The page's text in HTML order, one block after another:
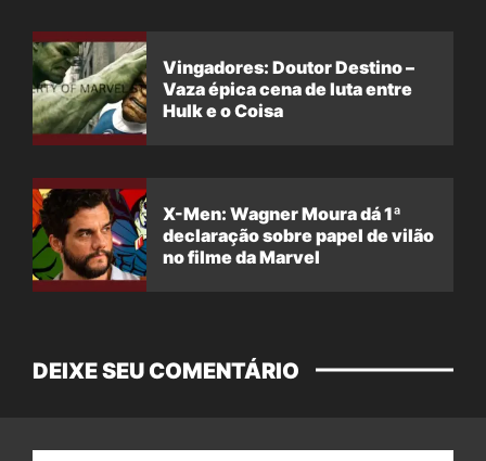
Vingadores: Doutor Destino –
Vaza épica cena de luta entre
Hulk e o Coisa
X-Men: Wagner Moura dá 1ª
declaração sobre papel de vilão
no filme da Marvel
DEIXE SEU COMENTÁRIO